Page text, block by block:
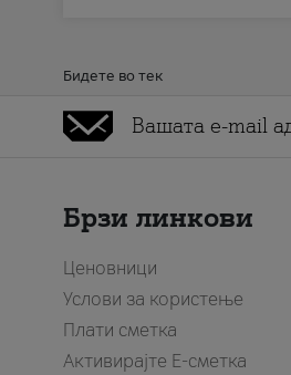
Бидете во тек
Брзи линкови
Ценовници
Услови за користење
Плати сметка
Активирајте Е-сметка